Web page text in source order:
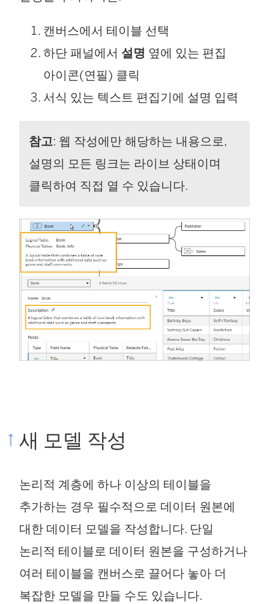
캔버스에서 테이블 선택
하단 패널에서 설명 옆에 있는 편집
아이콘(연필) 클릭
서식 있는 텍스트 편집기에 설명 입력
참고: 웹 작성에만 해당하는 내용으로,
설명의 모든 링크는 라이브 상태이며
클릭하여 직접 열 수 있습니다.
새 모델 작성
논리적 계층에 하나 이상의 테이블을
추가하는 경우 필수적으로 데이터 원본에
대한 데이터 모델을 작성합니다. 단일
논리적 테이블로 데이터 원본을 구성하거나
여러 테이블을 캔버스로 끌어다 놓아 더
복잡한 모델을 만들 수도 있습니다.